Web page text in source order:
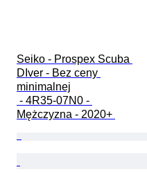
Seiko - Prospex Scuba
DIver - Bez ceny
minimalnej
Mężczyzna - 2020+